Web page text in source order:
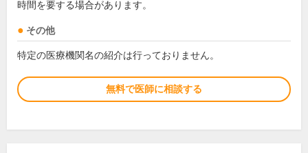
時間を要する場合があります。
その他
特定の医療機関名の紹介は行っておりません。
無料で医師に相談する